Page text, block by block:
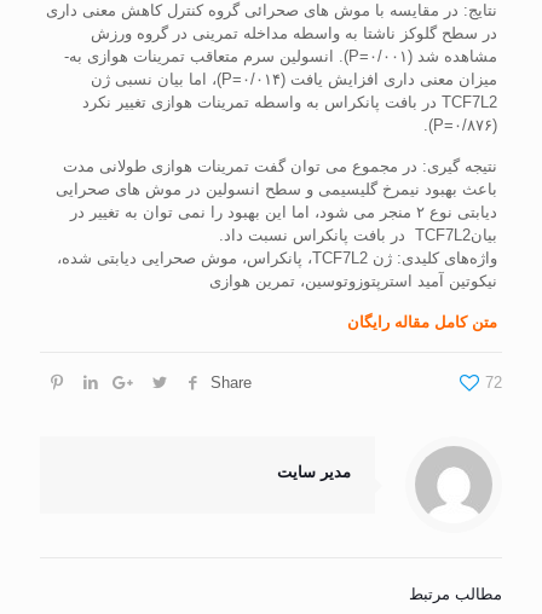
نتایج: در مقایسه با موش ­های صحرائی گروه کنترل کاهش معنی ­داری
در سطح گلوکز ناشتا به ­واسطه مداخله تمرینی در گروه ورزش
مشاهده شد (۰/۰۰۱=P). انسولین سرم متعاقب تمرینات هوازی به­
میزان معنی ­داری افزایش یافت (۰/۰۱۴=P)، اما بیان نسبی ژن
TCF7L2 در بافت پانکراس به ­واسطه تمرینات هوازی تغییر نکرد
(۰/۸۷۶=P).
نتیجه ­گیری: در مجموع می­ توان گفت تمرینات هوازی طولانی مدت
باعث بهبود نیم­رخ گلیسیمی و سطح انسولین در موش ­های صحرایی
دیابتی نوع ۲ منجر می شود، اما این بهبود را نمی­ توان به تغییر در
بیانTCF7L2 در بافت پانکراس نسبت داد.
واژه‌های کلیدی: ژن TCF7L2، پانکراس، موش صحرایی دیابتی شده،
نیکوتین آمید استرپتوزوتوسین، تمرین هوازی
متن کامل مقاله رایگان
Share 72
مدیر سایت
مطالب مرتبط